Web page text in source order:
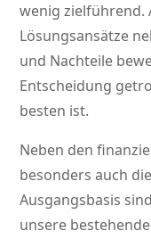
wenig zielführend.
Lösungsansätze
und Nachteile
Entscheidung
besten ist.
Neben den
besonders auch
Ausgangsbasis
unsere